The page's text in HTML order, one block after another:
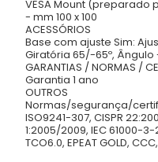
VESA Mount
- mm 100 x 100
ACESSÓRIOS
Base com ajuste Sim:
Giratória 65/-65º, Ângulo
GARANTIAS / NORMAS /
Garantia 1 ano
OUTROS
Normas/segurança/
ISO9241-307, CISPR
1:2005/2009, IEC 61000-
TCO6.0, EPEAT GOLD,